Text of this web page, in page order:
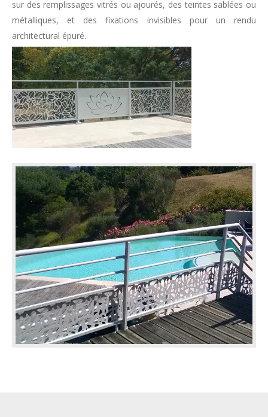
sur des remplissages vitrés ou ajourés, des teintes sablées ou
métalliques, et des fixations invisibles pour un rendu
architectural épuré.